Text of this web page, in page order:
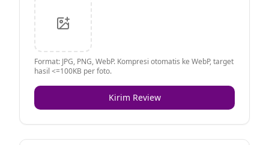
Format: JPG, PNG, WebP. Kompresi otomatis ke WebP, target
hasil <=100KB per foto.
Kirim Review